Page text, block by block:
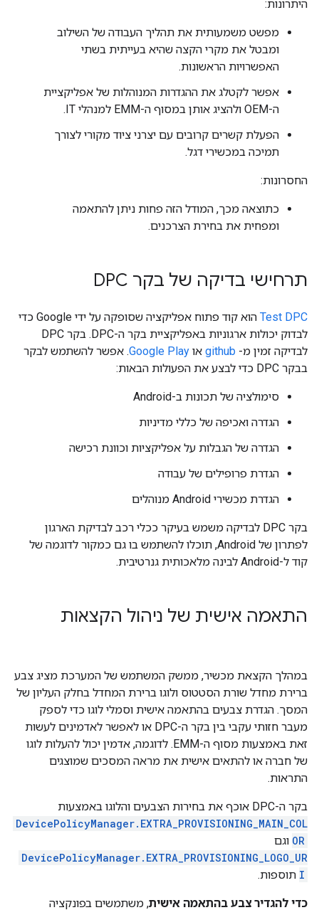
היתרונות:
מפשט משמעותית את תהליך העבודה של השילוב
ומבטל את מקרי הקצה שהיא בעייתית בשתי
האפשרויות הראשונות.
אפשר לקטלג את ההגדרות המנוהלות של אפליקציית
ה-OEM ולהציג אותן במסוף ה-EMM למנהלי IT.
הפעלת קשרים קרובים עם יצרני ציוד מקורי לצורך
תמיכה במכשירי דגל.
החסרונות:
כתוצאה מכך, המודל הזה פחות ניתן להתאמה
ומפחית את בחירת הצרכנים.
תרחישי בדיקה של בקר DPC
Test DPC
הוא קוד פתוח אפליקציה שסופקה על ידי Google כדי
לבדוק יכולות ארגוניות באפליקציית בקר ה-DPC. בקר DPC
לבדיקה זמין מ- github או Google Play. אפשר להשתמש לבקר
בבקר DPC כדי לבצע את הפעולות הבאות:
סימולציה של תכונות ב-Android
הגדרה ואכיפה של כללי מדיניות
הגדרה של הגבלות על אפליקציות וכוונת רכישה
הגדרת פרופילים של עבודה
הגדרת מכשירי Android מנוהלים
בקר DPC לבדיקה משמש בעיקר ככלי רכב לבדיקת הארגון
לפתרון של Android, תוכלו להשתמש בו גם כמקור לדוגמה של
קוד ל-Android לבינה מלאכותית גנרטיבית.
התאמה אישית של ניהול הקצאות
במהלך הקצאת מכשיר, ממשק המשתמש של המערכת מציג צבע
ברירת מחדל שורת הסטטוס ולוגו ברירת המחדל בחלק העליון של
המסך. הגדרת צבעים בהתאמה אישית וסמלי לוגו כדי לספק
מעבר חזותי עקבי בין בקר ה-DPC או לאפשר לאדמינים לעשות
זאת באמצעות מסוף ה-EMM. לדוגמה, אדמין יכול להעלות לוגו
של חברה או להתאים אישית את מראה המסכים שמוצגים
התראות.
בקר ה-DPC אוכף את בחירות הצבעים והלוגו באמצעות
DevicePolicyManager.EXTRA_PROVISIONING_MAIN_COL
OR וגם
DevicePolicyManager.EXTRA_PROVISIONING_LOGO_UR
I תוספות.
כדי להגדיר צבע בהתאמה אישית, משתמשים בפונקציה